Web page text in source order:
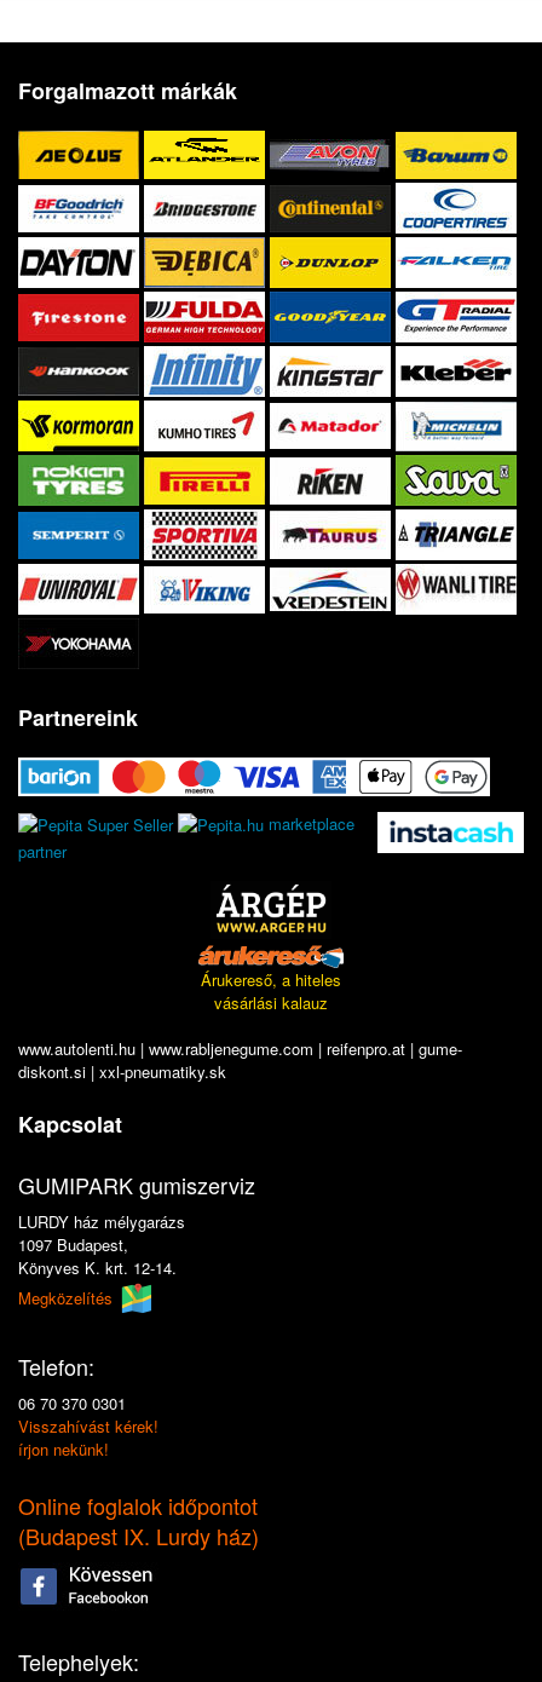
Forgalmazott márkák
Partnereink
marketplace
partner
Árukereső, a hiteles
vásárlási kalauz
www.autolenti.hu | www.rabljenegume.com | reifenpro.at | gume-
diskont.si | xxl-pneumatiky.sk
Kapcsolat
GUMIPARK gumiszerviz
LURDY ház mélygarázs
1097 Budapest,
Könyves K. krt. 12-14.
Megközelítés
Telefon:
06 70 370 0301
Visszahívást kérek!
írjon nekünk!
Online foglalok időpontot
(Budapest IX. Lurdy ház)
Telephelyek: